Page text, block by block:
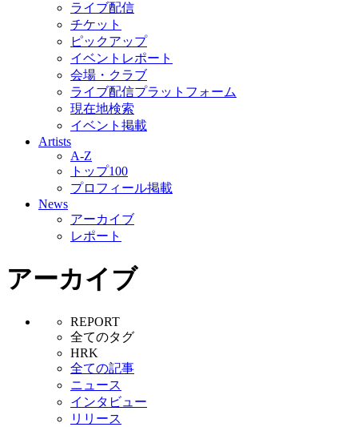
ライブ配信
チケット
ピックアップ
イベントレポート
会場・クラブ
ライブ配信プラットフォーム
現在地検索
イベント掲載
Artists
A-Z
トップ100
プロフィール掲載
News
アーカイブ
レポート
アーカイブ
REPORT
全てのタグ
HRK
全ての記事
ニュース
インタビュー
リリース